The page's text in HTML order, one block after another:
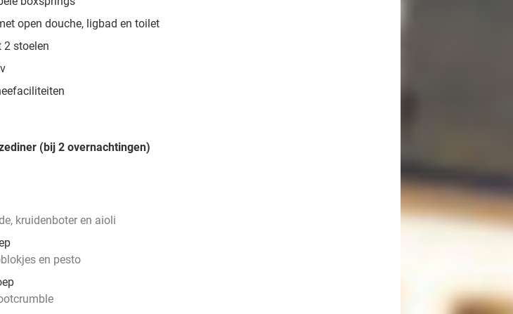
open douche, ligbad en toilet
2 stoelen
(bij 2 overnachtingen)
kruidenboter en aioli
en pesto